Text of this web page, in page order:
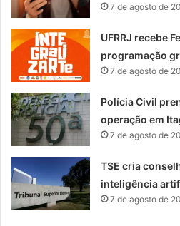
7 de agosto de
UFRRJ recebe
programação
7 de agosto de
Polícia Civil
operação em
7 de agosto de
TSE cria
inteligência
7 de agosto de